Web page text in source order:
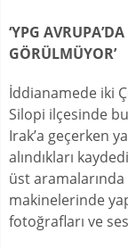
‘YPG
GÖRÜLMÜYOR’
İddianamede iki
Silopi ilçesinde
Irak’a geçerken
alındıkları
üst
makinelerinde
fotoğrafları ve